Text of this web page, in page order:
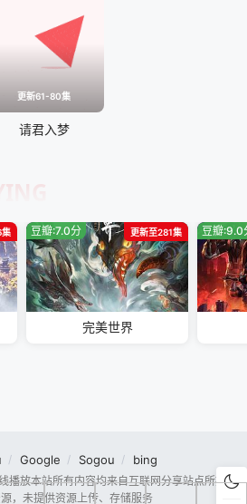
更新61-80集
请君入梦
集 更新至281集
豆瓣:7.0分
完美世界
豆瓣:9.0
Google Sogou bing
播放本站所有内容均来自互联网分享站点所提供
，未提供资源上传、存储服务